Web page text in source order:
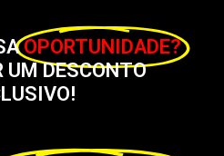
OPORTUNIDADE?
UM DESCONTO